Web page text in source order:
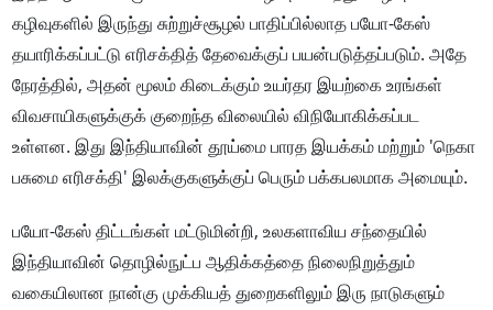
கழிவுகளில் இருந்து சுற்றுச்சூழல் பாதிப்பில்லாத பயோ-கேஸ்
தயாரிக்கப்பட்டு எரிசக்தித் தேவைக்குப் பயன்படுத்தப்படும். அதே
நேரத்தில், அதன் மூலம் கிடைக்கும் உயர்தர இயற்கை உரங்கள்
விவசாயிகளுக்குக் குறைந்த விலையில் விநியோகிக்கப்பட
உள்ளன. இது இந்தியாவின் தூய்மை பாரத இயக்கம் மற்றும் 'நெகா
பசுமை எரிசக்தி' இலக்குகளுக்குப் பெரும் பக்கபலமாக அமையும்.
பயோ-கேஸ் திட்டங்கள் மட்டுமின்றி, உலகளாவிய சந்தையில்
இந்தியாவின் தொழில்நுட்ப ஆதிக்கத்தை நிலைநிறுத்தும்
வகையிலான நான்கு முக்கியத் துறைகளிலும் இரு நாடுகளும்